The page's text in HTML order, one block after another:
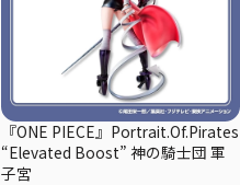
『ONE PIECE』Portrait.Of.Pirates
“Elevated Boost” 神の騎士団 軍
子宮